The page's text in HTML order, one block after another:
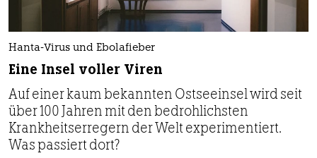
Hanta-Virus und Ebolafieber
Eine Insel voller Viren
Auf einer kaum bekannten Ostseeinsel wird seit
über 100 Jahren mit den bedrohlichsten
Krankheitserregern der Welt experimentiert.
Was passiert dort?